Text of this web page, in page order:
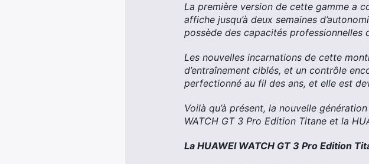
La première version de cette gamme a
affiche jusqu’à deux semaines
possède des capacités professionnelles
Les nouvelles incarnations de cette
d’entraînement ciblés, et un contrôle
perfectionné au fil des ans, et elle est
Voilà qu’à présent, la nouvelle
WATCH GT 3 Pro Edition Titane et la
La HUAWEI WATCH GT 3 Pro Edition